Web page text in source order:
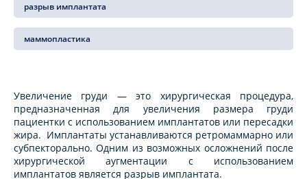
разрыв имплантата
маммопластика
Увеличение груди — это хирургическая процедура,
предназначенная для увеличения размера груди
пациентки с использованием имплантатов или пересадки
жира. Имплантаты устанавливаются ретромаммарно или
субпекторально. Одним из возможных осложнений после
хирургической аугментации с использованием
имплантатов является разрыв имплантата.